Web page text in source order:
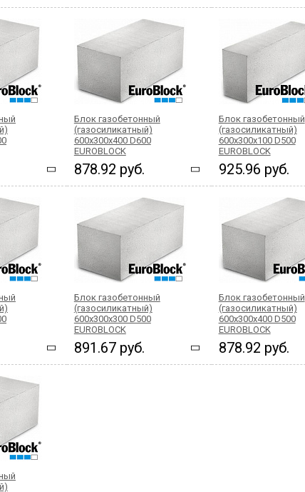
Блок газобетонный
(газосиликатный)
600x300x400 D600
EUROBLOCK
878.92 руб.
Блок газобетонный
(газосиликатный)
600x300x100 D500
EUROBLOCK
925.96 руб.
Блок газобетонный
(газосиликатный)
600x300x300 D500
EUROBLOCK
891.67 руб.
Блок газобетонный
(газосиликатный)
600x300x400 D500
EUROBLOCK
878.92 руб.